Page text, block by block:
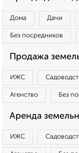
Дома Дачи
Без посредников
Продажа
ИЖС
Агенство Без
Аренда
ИЖС